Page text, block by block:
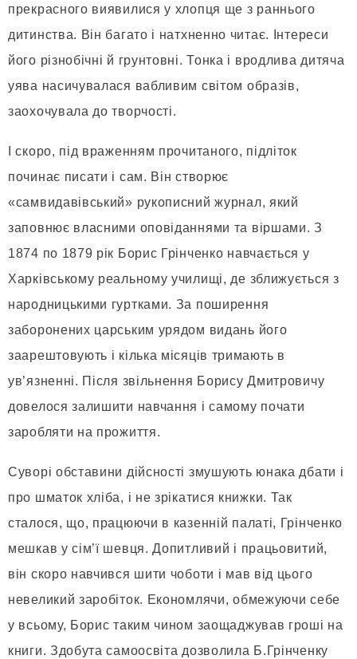
прекрасного виявилися у хлопця ще з раннього
дитинства. Він багато і натхненно читає. Інтереси
його різнобічні й грунтовні. Тонка і вродлива дитяча
уява насичувалася вабливим світом образів,
заохочувала до творчості.
І скоро, під враженням прочитаного, підліток
починає писати і сам. Він створює
«самвидавівський» рукописний журнал, який
заповнює власними оповіданнями та віршами. З
1874 по 1879 рік Борис Грінченко навчається у
Харківському реальному училищі, де зближується з
народницькими гуртками. За поширення
заборонених царським урядом видань його
заарештовують і кілька місяців тримають в
ув’язненні. Після звільнення Борису Дмитровичу
довелося залишити навчання і самому почати
заробляти на прожиття.
Суворі обставини дійсності змушують юнака дбати і
про шматок хліба, і не зрікатися книжки. Так
сталося, що, працюючи в казенній палаті, Грінченко
мешкав у сім’ї шевця. Допитливий і працьовитий,
він скоро навчився шити чоботи і мав від цього
невеликий заробіток. Економлячи, обмежуючи себе
у всьому, Борис таким чином заощаджував гроші на
книги. Здобута самоосвіта дозволила Б.Грінченку